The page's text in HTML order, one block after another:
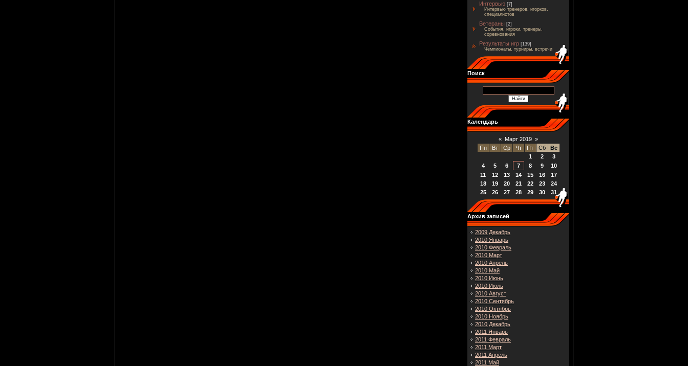
Интервью [7]
Интервью тренеров, игорков,
специалистов
Ветераны [2]
События, игроки, тренеры,
соревнования
Результаты игр [139]
Чемпионаты, турниры, встречи
Поиск
Календарь
« Март 2019 »
Пн
Вт Ср Чт Пт Сб
Вс
1
2
3
4
5 6 7 8 9
10
11
12 13 14 15 16
17
18
19 20 21 22 23
24
25
26 27 28 29 30 31
Архив записей
2009 Декабрь
2010 Январь
2010 Февраль
2010 Март
2010 Апрель
2010 Май
2010 Июнь
2010 Июль
2010 Август
2010 Сентябрь
2010 Октябрь
2010 Ноябрь
2010 Декабрь
2011 Январь
2011 Февраль
2011 Март
2011 Апрель
2011 Май